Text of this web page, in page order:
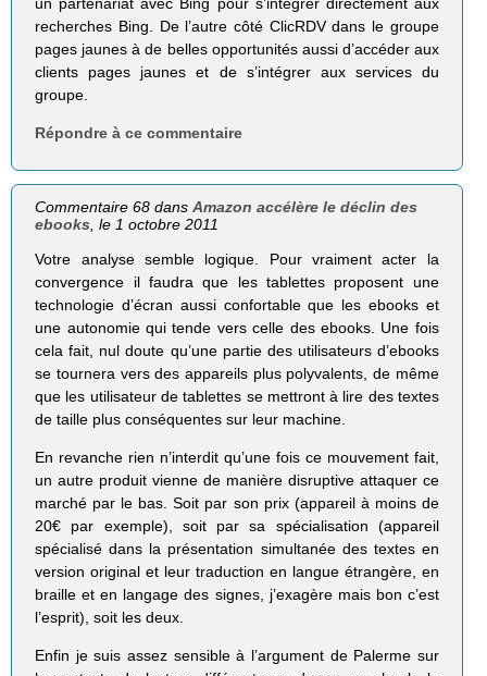
un partenariat avec Bing pour s’intégrer directement aux
recherches Bing. De l’autre côté ClicRDV dans le groupe
pages jaunes à de belles opportunités aussi d’accéder aux
clients pages jaunes et de s’intégrer aux services du
groupe.
Répondre à ce commentaire
Commentaire 68 dansAmazon accélère le déclin des
ebooks , le 1 octobre 2011
Votre analyse semble logique. Pour vraiment acter la
convergence il faudra que les tablettes proposent une
technologie d’écran aussi confortable que les ebooks et
une autonomie qui tende vers celle des ebooks. Une fois
cela fait, nul doute qu’une partie des utilisateurs d’ebooks
se tournera vers des appareils plus polyvalents, de même
que les utilisateur de tablettes se mettront à lire des textes
de taille plus conséquentes sur leur machine.
En revanche rien n’interdit qu’une fois ce mouvement fait,
un autre produit vienne de manière disruptive attaquer ce
marché par le bas. Soit par son prix (appareil à moins de
20€ par exemple), soit par sa spécialisation (appareil
spécialisé dans la présentation simultanée des textes en
version original et leur traduction en langue étrangère, en
braille et en langage des signes, j’exagère mais bon c’est
l’esprit), soit les deux.
Enfin je suis assez sensible à l’argument de Palerme sur